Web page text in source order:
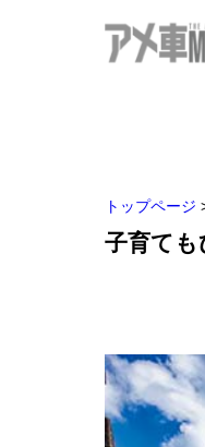
トップページ
子育ても